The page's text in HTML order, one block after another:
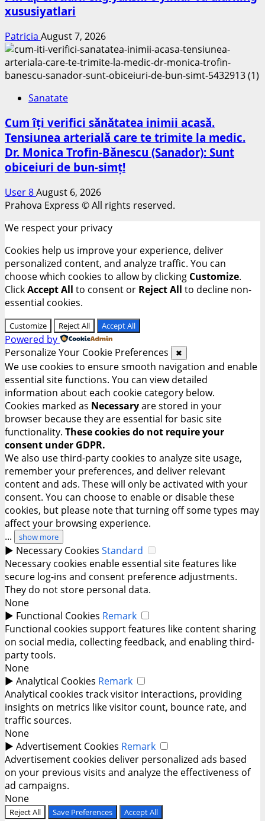
xususiyatlari
Patricia August 7, 2026
Sanatate
Cum îți verifici sănătatea inimii acasă.
Tensiunea arterială care te trimite la medic.
Dr. Monica Trofin-Bănescu (Sanador): Sunt
obiceiuri de bun-simț!
User 8August 6, 2026
Prahova Express © All rights reserved.
We respect your privacy
Cookies help us improve your experience, deliver
personalized content, and analyze traffic. You can
choose which cookies to allow by clicking Customize.
ClickAccept All to consent or Reject All to decline non-
essential cookies.
Customize Reject All Accept All
Powered by
Personalize Your Cookie Preferences
✖
We use cookies to ensure smooth navigation and enable
essential site functions. You can view detailed
information about each cookie category below.
Cookies marked as Necessaryare stored in your
browser because they are essential for basic site
functionality. These cookies do not require your
consent under GDPR.
We also use third-party cookies to analyze site usage,
remember your preferences, and deliver relevant
content and ads. These will only be activated with your
consent. You can choose to enable or disable these
cookies, but please note that turning off some types may
affect your browsing experience.
...
show more
► Necessary Cookies Standard
Necessary cookies enable essential site features like
secure log-ins and consent preference adjustments.
They do not store personal data.
None
► Functional Cookies Remark
Functional cookies support features like content sharing
on social media, collecting feedback, and enabling third-
party tools.
None
► Analytical Cookies Remark
Analytical cookies track visitor interactions, providing
insights on metrics like visitor count, bounce rate, and
traffic sources.
None
► Advertisement Cookies Remark
Advertisement cookies deliver personalized ads based
on your previous visits and analyze the effectiveness of
ad campaigns.
None
Reject All Save Preferences Accept All